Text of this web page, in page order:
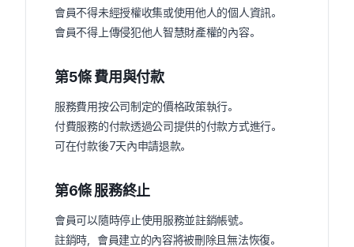
會員不得未經授權收集或使用他人的個人資訊。
會員不得上傳侵犯他人智慧財產權的內容。
第5條 費用與付款
服務費用按公司制定的價格政策執行。
付費服務的付款透過公司提供的付款方式進行。
可在付款後7天內申請退款。
第6條 服務終止
會員可以隨時停止使用服務並註銷帳號。
註銷時，會員建立的內容將被刪除且無法恢復。